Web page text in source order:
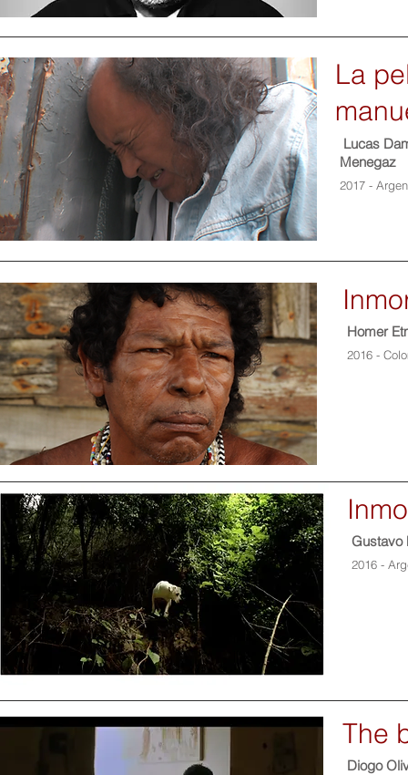
Lucas
Menegaz
2017 -
La
Homer
2016 -
2016 -
Gustavo
The
Diogo